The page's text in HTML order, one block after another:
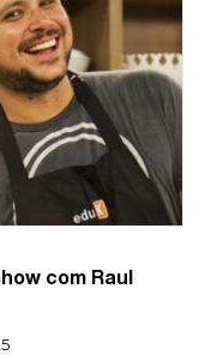
com Raul